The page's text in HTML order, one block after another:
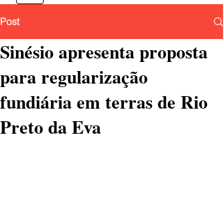
Post
Sinésio apresenta proposta
para regularização
fundiária em terras de Rio
Preto da Eva